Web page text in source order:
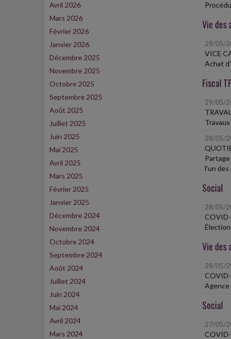
Avril 2026
Mars 2026
Février 2026
Janvier 2026
Décembre 2025
Novembre 2025
Octobre 2025
Septembre 2025
Août 2025
Juillet 2025
Juin 2025
Mai 2025
Avril 2025
Mars 2025
Février 2025
Janvier 2025
Décembre 2024
Novembre 2024
Octobre 2024
Septembre 2024
Août 2024
Juillet 2024
Juin 2024
Mai 2024
Avril 2024
Mars 2024
Vie des
29/05/
VICE
Achat
Fiscal
29/05/
28/05/
l'un des
Social
28/05/
COVID-
Vie des
28/05/
COVID-
Agence
Social
27/05/